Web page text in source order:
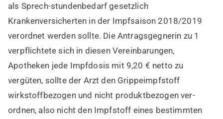
als Sprech-stundenbedarf gesetzlich
Krankenversicherten in der Impfsaison 2018/2019
verordnet werden sollte. Die Antragsgegnerin zu 1
verpflichtete sich in diesen Vereinbarungen,
Apotheken jede Impfdosis mit 9,20 € netto zu
vergüten, sollte der Arzt den Grippeimpfstoff
wirkstoffbezogen und nicht produktbezogen ver-
ordnen, also nicht den Impfstoff eines bestimmten